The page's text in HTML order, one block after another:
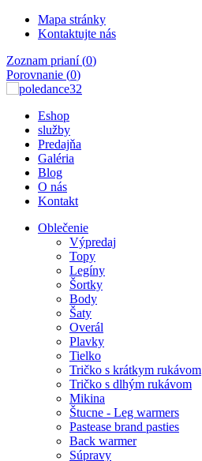
Mapa stránky
Kontaktujte nás
Zoznam prianí (0)
Porovnanie (0)
Eshop
služby
Predajňa
Galéria
Blog
O nás
Kontakt
Oblečenie
Výpredaj
Topy
Legíny
Šortky
Body
Šaty
Overál
Plavky
Tielko
Tričko s krátkym rukávom
Tričko s dlhým rukávom
Mikina
Štucne - Leg warmers
Pastease brand pasties
Back warmer
Súpravy